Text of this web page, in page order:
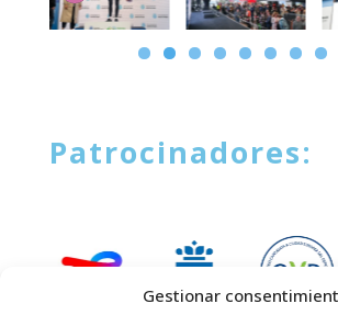
Gestionar
Patrocinadores: